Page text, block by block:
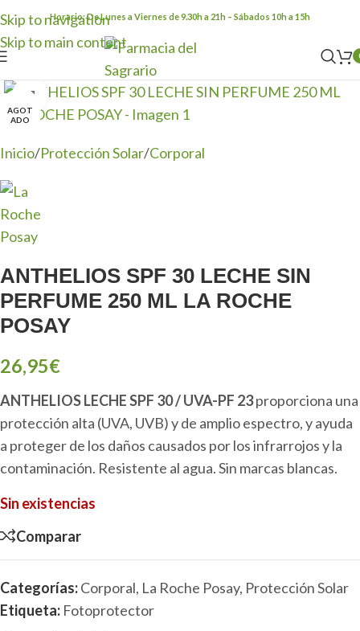
Skip to navigation
Skip to main content
Horario: De Lunes a Viernes de 9.30h a 21h – Sábados 10h a 15h
AGOT
ADO
Clic para ampliar
Inicio/Protección Solar/Corporal
ANTHELIOS SPF 30 LECHE SIN
PERFUME 250 ML LA ROCHE
POSAY
26,95€
ANTHELIOS LECHE SPF 30 / UVA-PF 23proporciona una
protección alta (UVA, UVB) y de amplio espectro, y ayuda
a proteger de los daños causados por los infrarrojos y la
contaminación. Resistente al agua. Sin marcas blancas.
Sin existencias
Comparar
Categorías:Corporal, La Roche Posay, Protección Solar
Etiqueta: Fotoprotector